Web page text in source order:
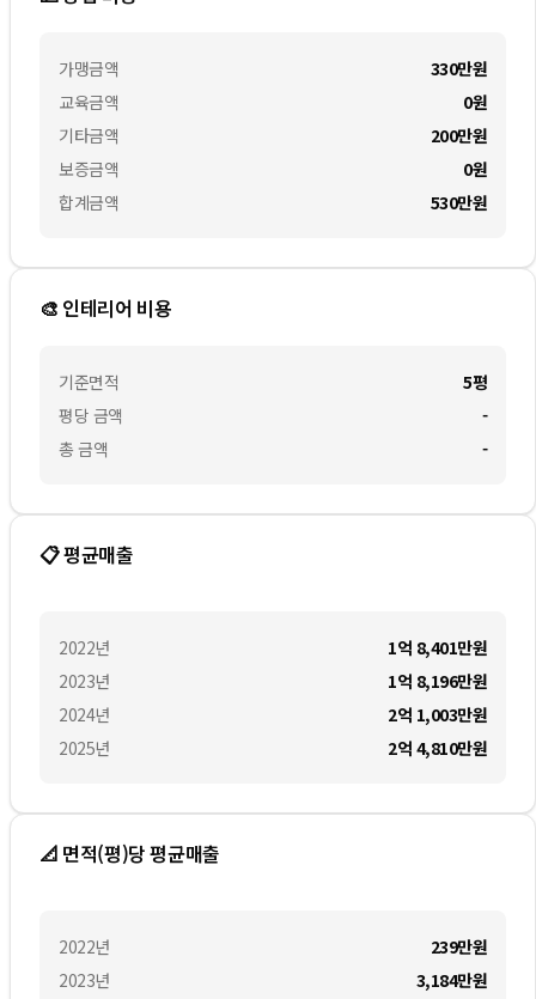
가맹금액
교육금액
기타금액
보증금액
합계금액
330만원
0원
200만원
0원
530만원
🎨 인테리어 비용
기준면적
평당 금액
총 금액
5평
-
-
📋 평균매출
2022년
2023년
2024년
2025년
1억 8,401만원
1억 8,196만원
2억 1,003만원
2억 4,810만원
📐 면적(평)당 평균매출
2022년
2023년
239만원
3,184만원